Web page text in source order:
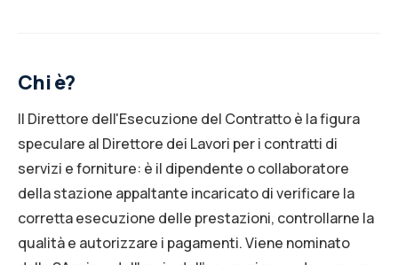
Chi è?
Il Direttore dell'Esecuzione del Contratto è la figura
speculare al Direttore dei Lavori per i contratti di
servizi e forniture: è il dipendente o collaboratore
della stazione appaltante incaricato di verificare la
corretta esecuzione delle prestazioni, controllarne la
qualità e autorizzare i pagamenti. Viene nominato